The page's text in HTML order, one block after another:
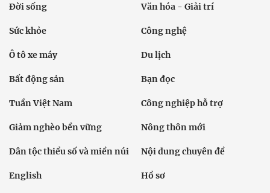
Đời sống Văn hóa - Giải trí
Sức khỏe Công nghệ
Ô tô xe máy Du lịch
Bất động sản Bạn đọc
Tuần Việt Nam Công nghiệp hỗ trợ
Giảm nghèo bền vững Nông thôn mới
Dân tộc thiểu số và miền núi Nội dung chuyên đề
English Hồ sơ